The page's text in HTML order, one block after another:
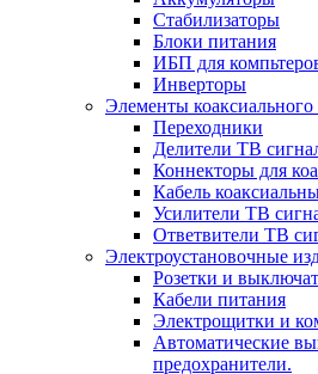
Стабилизаторы
Блоки питания
ИБП для
Инверторы
Элементы коаксиального
Переходники
Делители ТВ
Коннекторы для
Кабель
Усилители ТВ
Ответвители ТВ
Электроустановочные
Розетки и
Кабели питания
Электрощитки и
Автоматические
предохранители.